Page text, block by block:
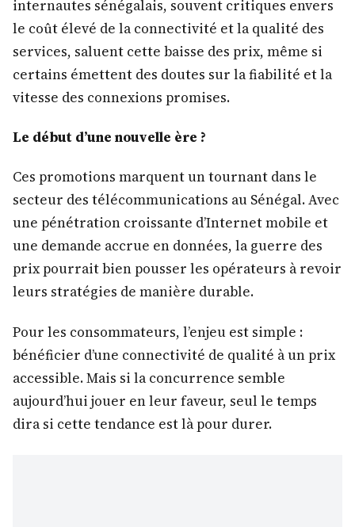
internautes sénégalais, souvent critiques envers
le coût élevé de la connectivité et la qualité des
services, saluent cette baisse des prix, même si
certains émettent des doutes sur la fiabilité et la
vitesse des connexions promises.
Le début d’une nouvelle ère ?
Ces promotions marquent un tournant dans le
secteur des télécommunications au Sénégal. Avec
une pénétration croissante d’Internet mobile et
une demande accrue en données, la guerre des
prix pourrait bien pousser les opérateurs à revoir
leurs stratégies de manière durable.
Pour les consommateurs, l’enjeu est simple :
bénéficier d’une connectivité de qualité à un prix
accessible. Mais si la concurrence semble
aujourd’hui jouer en leur faveur, seul le temps
dira si cette tendance est là pour durer.